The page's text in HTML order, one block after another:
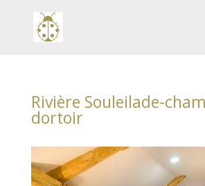
Rivière Souleilade-
dortoir